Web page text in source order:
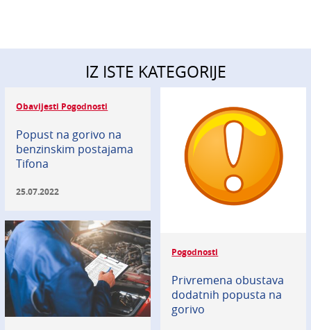
IZ ISTE KATEGORIJE
Obavijesti Pogodnosti
Popust na gorivo na
benzinskim postajama
Tifona
25.07.2022
Pogodnosti
Privremena obustava
dodatnih popusta na
gorivo